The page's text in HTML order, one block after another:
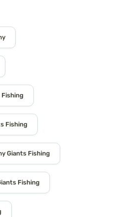
Fishing
Fishing
Giants Fishing
Fishing